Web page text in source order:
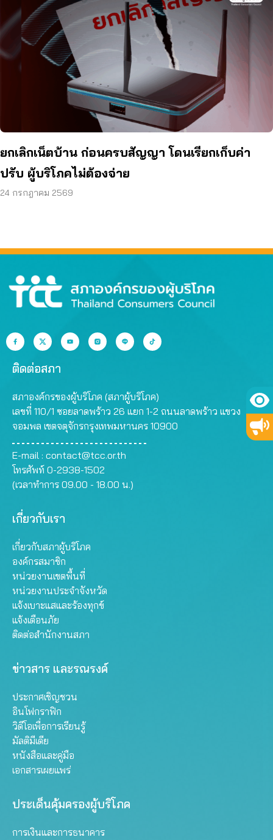
ยกเลิกเน็ตบ้าน ก่อนครบสัญญา โดนเรียกเก็บค่า
ปรับ ผู้บริโภคไม่ต้องจ่าย
24 กรกฎาคม 2569
ติดต่อสภา
สภาองค์กรของผู้บริโภค (สภาผู้บริโภค)
เลขที่ 110/1 ซอยลาดพร้าว 26 แยก 1-2 ถนนลาดพร้าว แขวง
จอมพล เขตจตุจักรกรุงเทพมหานคร 10900
E-mail : contact@tcc.or.th
โทรศัพท์ 0-2938-1502
(เวลาทำการ 09.00 - 18.00 น.)
เกี่ยวกับเรา
เกี่ยวกับสภาผู้บริโภค
องค์กรสมาชิก
หน่วยงานเขตพื้นที่
หน่วยงานประจำจังหวัด
แจ้งเบาะแสและร้องทุกข์
แจ้งเตือนภัย
ติดต่อสำนักงานสภา
ข่าวสาร และรณรงค์
ประกาศเชิญชวน
อินโฟกราฟิก
วิดีโอเพื่อการเรียนรู้
มัลติมีเดีย
หนังสือและคู่มือ
เอกสารเผยแพร่
ประเด็นคุ้มครองผู้บริโภค
การเงินและการธนาคาร